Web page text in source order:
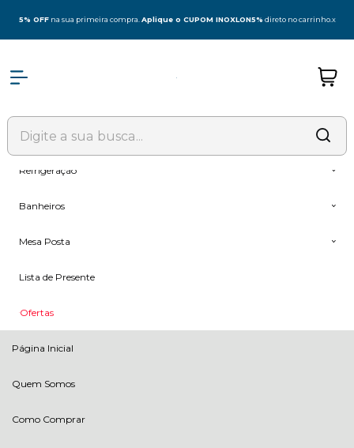
Forno + Microondas
Refrigeração
Banheiros
Mesa Posta
Lista de Presente
Ofertas
Página Inicial
Quem Somos
Como Comprar
5% OFF na sua primeira compra.Aplique o CUPOM INOXLON5% direto no carrinho.x